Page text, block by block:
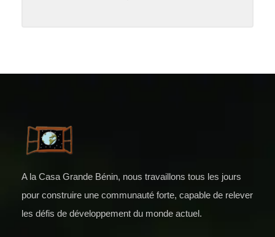
A la Casa Grande Bénin, nous travaillons tous les jours
pour construire une communauté forte, capable de relever
les défis de développement du monde actuel.